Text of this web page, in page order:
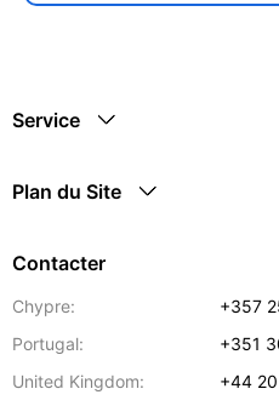
Service
Plan du Site
Contacter
Chypre:
+357
Portugal:
+351
United Kingdom:
+44